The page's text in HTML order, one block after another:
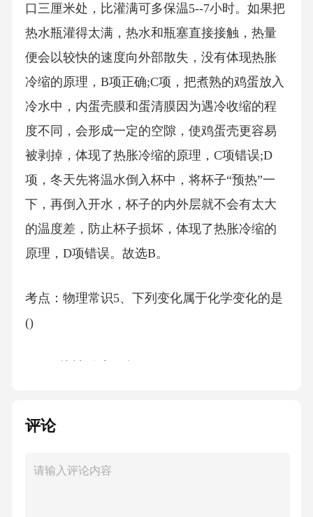
口三厘米处，比灌满可多保温5--7小时。如果把
热水瓶灌得太满，热水和瓶塞直接接触，热量
便会以较快的速度向外部散失，没有体现热胀
冷缩的原理，B项正确;C项，把煮熟的鸡蛋放入
冷水中，内蛋壳膜和蛋清膜因为遇冷收缩的程
度不同，会形成一定的空隙，使鸡蛋壳更容易
被剥掉，体现了热胀冷缩的原理，C项错误;D
项，冬天先将温水倒入杯中，将杯子“预热”一
下，再倒入开水，杯子的内外层就不会有太大
的温度差，防止杯子损坏，体现了热胀冷缩的
原理，D项错误。故选B。
考点：物理常识5、下列变化属于化学变化的是
()
评论